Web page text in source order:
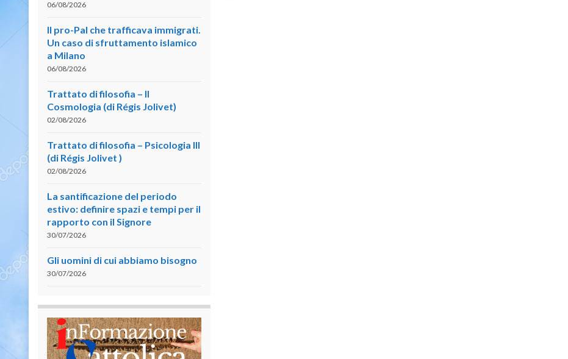
06/08/2026
Il pro-Pal che trafficava immigrati.
Un caso di sfruttamento islamico
a Milano
06/08/2026
Trattato di filosofia – II
Cosmologia (di Régis Jolivet)
02/08/2026
Trattato di filosofia – Psicologia III
(di Régis Jolivet )
02/08/2026
La santificazione del periodo
estivo: definire spazi e tempi per il
rapporto con il Signore
30/07/2026
Gli uomini di cui abbiamo bisogno
30/07/2026